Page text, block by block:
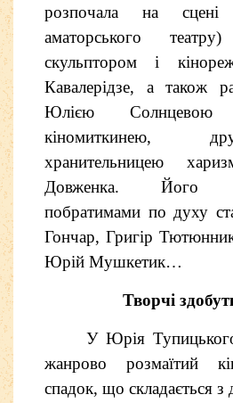
розпочала на сцені
аматорського
скульптором і
Кавалерідзе, а також
Юлією
кіномиткинею,
хранительницею
Довженка. Його
побратимами по духу
Гончар, Григір
Юрій Мушкетик…
Творчі
У Юрія
жанрово розмаїтий
спадок, що складається з